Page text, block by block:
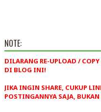
NOTE:
DILARANG RE-UPLOAD /
DI BLOG INI!
JIKA INGIN SHARE, CUKUP
POSTINGANNYA SAJA,